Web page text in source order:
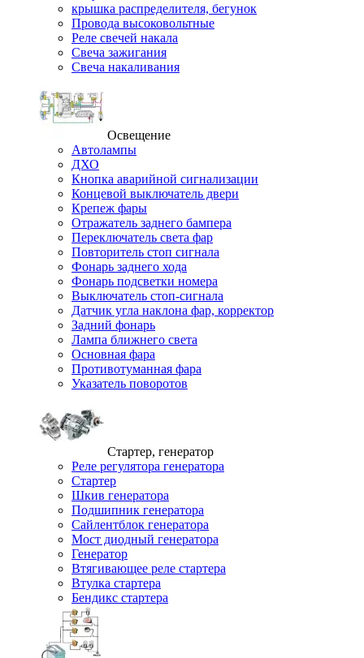
крышка распределителя, бегунок
Провода высоковольтные
Реле свечей накала
Свеча зажигания
Свеча накаливания
Освещение
Автолампы
ДХО
Кнопка аварийной сигнализации
Концевой выключатель двери
Крепеж фары
Отражатель заднего бампера
Переключатель света фар
Повторитель стоп сигнала
Фонарь заднего хода
Фонарь подсветки номера
Выключатель стоп-сигнала
Датчик угла наклона фар, корректор
Задний фонарь
Лампа ближнего света
Основная фара
Противотуманная фара
Указатель поворотов
Стартер, генератор
Реле регулятора генератора
Стартер
Шкив генератора
Подшипник генератора
Сайлентблок генератора
Мост диодный генератора
Генератор
Втягивающее реле стартера
Втулка стартера
Бендикс стартера